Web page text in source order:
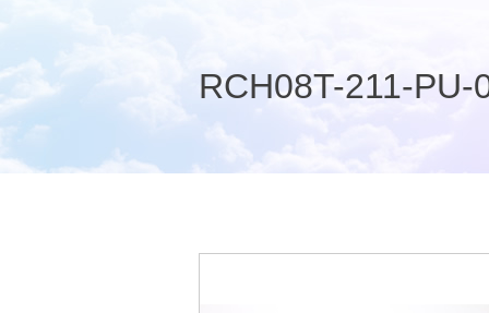
RCH08T-211-PU-